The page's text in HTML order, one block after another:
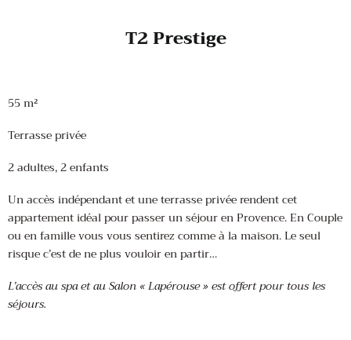
T2 Prestige
55 m²
Terrasse privée
2 adultes, 2 enfants
Un accès indépendant et une terrasse privée rendent cet
appartement idéal pour passer un séjour en Provence. En Couple
ou en famille vous vous sentirez comme à la maison. Le seul
risque c’est de ne plus vouloir en partir…
L’accès au spa et au Salon « Lapérouse » est offert pour tous les
séjours.